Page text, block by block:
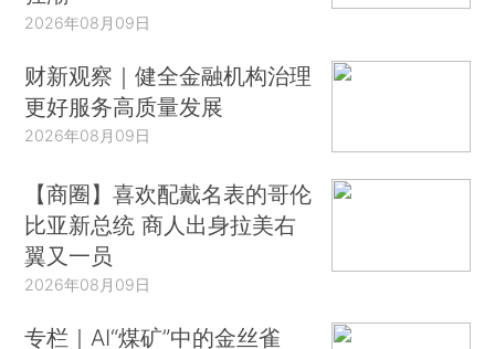
2026年08月09日
财新观察｜健全金融机构治理
更好服务高质量发展
2026年08月09日
【商圈】喜欢配戴名表的哥伦
比亚新总统 商人出身拉美右
翼又一员
2026年08月09日
专栏｜AI“煤矿”中的金丝雀